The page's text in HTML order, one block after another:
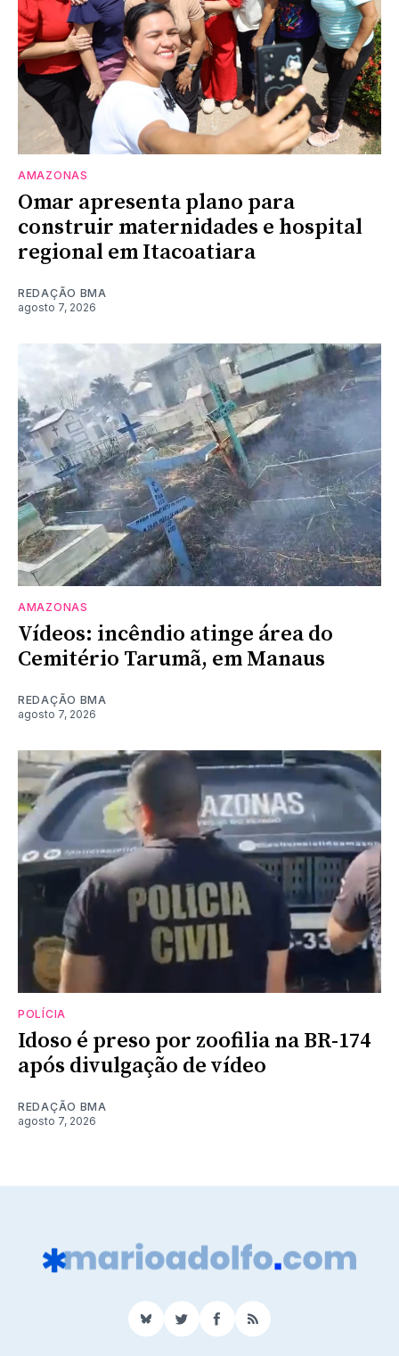
AMAZONAS
Omar apresenta plano para
construir maternidades e hospital
regional em Itacoatiara
REDAÇÃO BMA
agosto 7, 2026
AMAZONAS
Vídeos: incêndio atinge área do
Cemitério Tarumã, em Manaus
REDAÇÃO BMA
agosto 7, 2026
POLÍCIA
Idoso é preso por zoofilia na BR-174
após divulgação de vídeo
REDAÇÃO BMA
agosto 7, 2026
BlueSkyTwitterFacebook
RSS